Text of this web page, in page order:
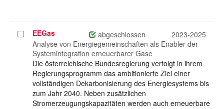
Projekt
auswählen
EEGas abgeschlossen
2023-2025
Analyse von Energiegemeinschaften als Enabler der
Systemintegration erneuerbarer Gase
Die österreichische Bundesregierung verfolgt in ihrem
Regierungsprogramm das ambitionierte Ziel einer
vollständigen Dekarbonisierung des Energiesystems bis
zum Jahr 2040. Neben zusätzlichen
Stromerzeugungskapazitäten werden auch erneuerbare